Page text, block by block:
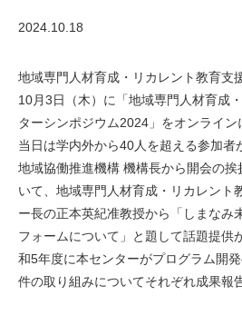
2024.10.18
地域専門人材育成・リカレント教育支
10月3日（木）に「地域専門人材育成
ターシンポジウム2024」をオンライン
当日は学内外から40人を超える参加者
地域協働推進機構 機構長から開会の
いて、地域専門人材育成・リカレント
ー長の正本英紀准教授から「しまなみ
フォームについて」と題して話題提供
和5年度に本センターがプログラム開
件の取り組みについてそれぞれ成果報